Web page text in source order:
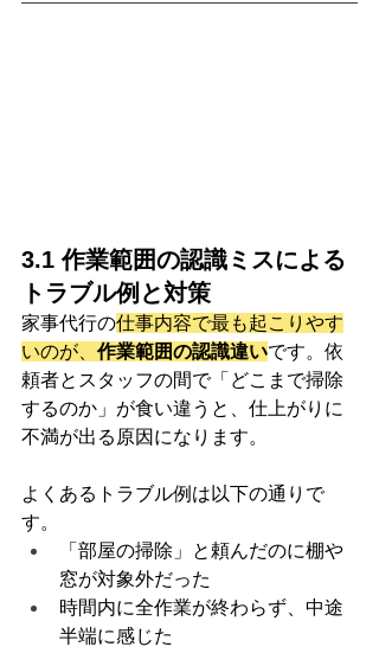
3.1 作業範囲の認識ミスによる
トラブル例と対策
家事代行の仕事内容で最も起こりやす
いのが、 作業範囲の認識違いです。依
頼者とスタッフの間で「どこまで掃除
するのか」が食い違うと、仕上がりに
不満が出る原因になります。
よくあるトラブル例は以下の通りで
す。
「部屋の掃除」と頼んだのに棚や
窓が対象外だった
時間内に全作業が終わらず、中途
半端に感じた